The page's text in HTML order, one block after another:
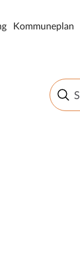
Kommuneplan